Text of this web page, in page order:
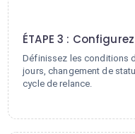
ÉTAPE 3 :
Définissez les conditions
jours, changement de
cycle de relance.